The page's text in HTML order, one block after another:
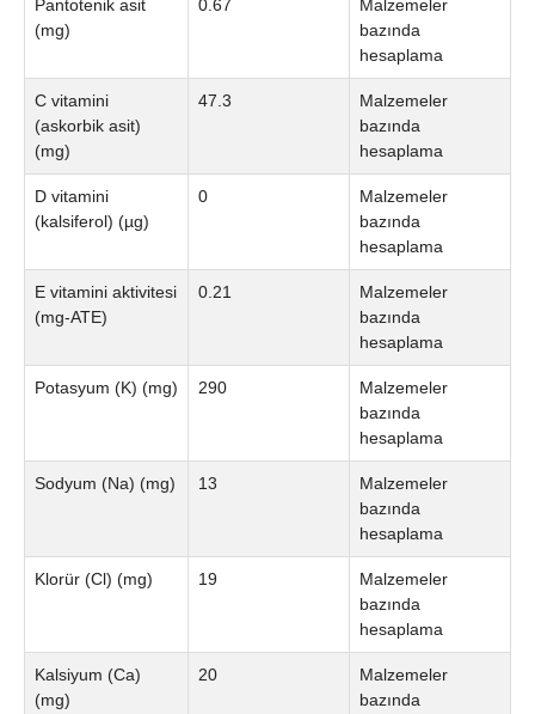
Pantotenik asit
(mg)
0.67
Malzemeler
bazında
hesaplama
C vitamini
(askorbik asit)
(mg)
47.3
Malzemeler
bazında
hesaplama
D vitamini
(kalsiferol) (µg)
0
Malzemeler
bazında
hesaplama
E vitamini aktivitesi
(mg-ATE)
0.21
Malzemeler
bazında
hesaplama
Potasyum (K) (mg) 290
Malzemeler
bazında
hesaplama
Sodyum (Na) (mg) 13
Malzemeler
bazında
hesaplama
Klorür (Cl) (mg) 19
Malzemeler
bazında
hesaplama
Kalsiyum (Ca)
(mg)
20
Malzemeler
bazında